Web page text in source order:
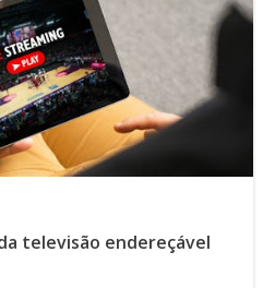
televisão endereçável